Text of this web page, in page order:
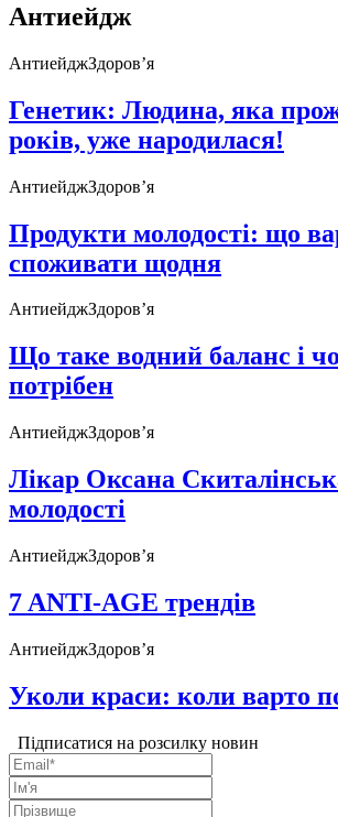
Антиейдж
АнтиейджЗдоров’я
Генетик: Людина, яка
років, уже народилася!
АнтиейджЗдоров’я
Продукти молодості: що
споживати щодня
АнтиейджЗдоров’я
Що таке водний баланс і
потрібен
АнтиейджЗдоров’я
Лікар Оксана
молодості
АнтиейджЗдоров’я
7 ANTI-AGE трендів
АнтиейджЗдоров’я
Уколи краси: коли варто
Підписатися на розсилку новин